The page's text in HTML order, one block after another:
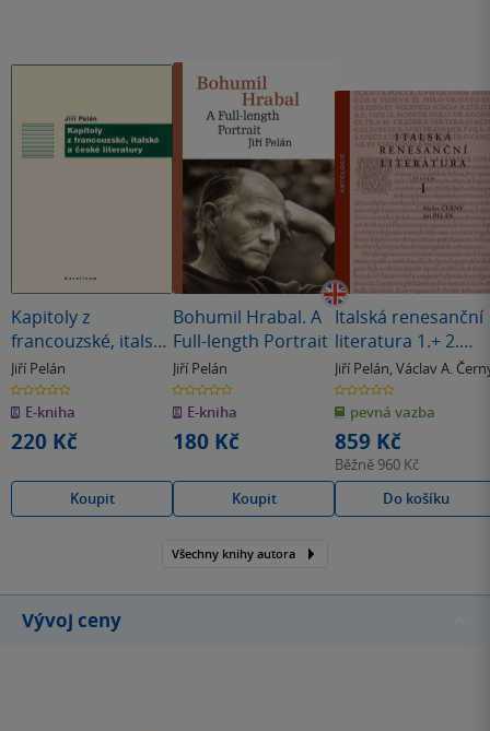
Kapitoly z
francouzské, italské
a české literatury
Jiří Pelán
0.0
z
5
hvězdiček
E-kniha
220 Kč
Koupit
Bohumil Hrabal. A
Full-length Portrait
Jiří Pelán
0.0
z
5
hvězdiček
E-kniha
180 Kč
Koupit
Italská renesanční
literatura 1.+ 2.
svazek
Jiří Pelán, Václav A.
0.0
z
5
hvězdiček
pevná vazba
859 Kč
Běžně 960 Kč
Do košíku
Všechny knihy autora
Vývoj ceny